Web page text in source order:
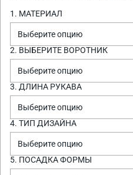
1. МАТЕРИАЛ
Выберите опцию
2. ВЫБЕРИТЕ ВОРОТНИК
Выберите опцию
3. ДЛИНА РУКАВА
Выберите опцию
4. ТИП ДИЗАЙНА
Выберите опцию
5. ПОСАДКА ФОРМЫ